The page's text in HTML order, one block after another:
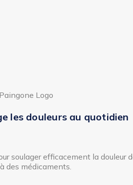
les douleurs au quotidien
soulager efficacement la douleur
des médicaments.